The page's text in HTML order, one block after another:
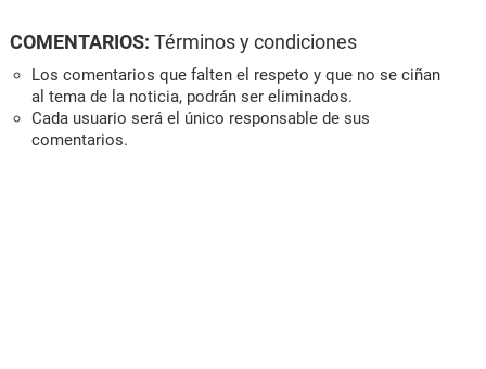
COMENTARIOS: Términos y condiciones
Los comentarios que falten el respeto y que no se ciñan
al tema de la noticia, podrán ser eliminados.
Cada usuario será el único responsable de sus
comentarios.